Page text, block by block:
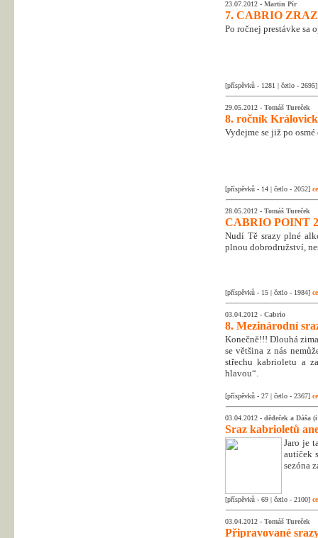
23.07.2012 - Martin Pír
7. CABRIO
Po ročnej prestávke sa
[příspěvků - 1281 | četlo -
29.05.2012 - Tomáš Tureček
8. ročník
Vydejme se již po
[příspěvků - 14 | četlo - 2052]
28.05.2012 - Tomáš Tureček
CABRIO POINT
Nudí Tě srazy plné
plnou dobrodružství,
[příspěvků - 15 | četlo - 1984]
03.04.2012 - Cabrio
8. Mezinárodní
Konečně!!! Dlouhá
se většina z nás
střechu kabrioletu a
hlavou“.
[příspěvků - 27 | četlo - 2367]
03.04.2012 - dědeček a Dáša
Sraz kabrioletů
Jaro je
autíček
sezóna
[příspěvků - 69 | četlo - 2100]
03.04.2012 - Tomáš Tureček
Připravované